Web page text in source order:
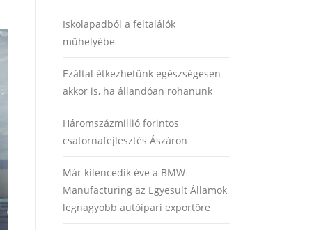
Iskolapadból a feltalálók
műhelyébe
Ezáltal étkezhetünk egészségesen
akkor is, ha állandóan rohanunk
Háromszázmillió forintos
csatornafejlesztés Ászáron
Már kilencedik éve a BMW
Manufacturing az Egyesült Államok
legnagyobb autóipari exportőre